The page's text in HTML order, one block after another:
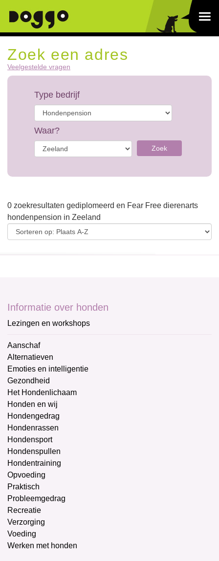
Zoek een adres
Veelgestelde vragen
Type bedrijf
Waar?
Zoek
0 zoekresultaten gediplomeerd en Fear Free dierenarts
hondenpension in Zeeland
Informatie over honden
Lezingen en workshops
Aanschaf
Alternatieven
Emoties en intelligentie
Gezondheid
Het Hondenlichaam
Honden en wij
Hondengedrag
Hondenrassen
Hondensport
Hondenspullen
Hondentraining
Opvoeding
Praktisch
Probleemgedrag
Recreatie
Verzorging
Voeding
Werken met honden